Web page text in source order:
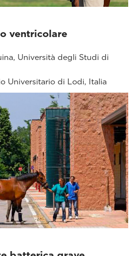
ventricolare
Università degli Studi di
Universitario di Lodi, Italia